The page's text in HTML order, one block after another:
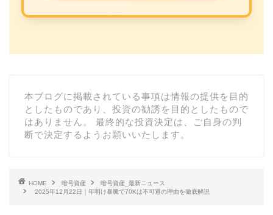
本ブログに掲載されている事項は情報の提供を目的
としたものであり、投資の勧誘を目的としたもので
はありません。 最終的な投資決定は、ご自身の判
断で決定するようお願いいたします。
HOME 暗号資産
暗号資産_最新ニュース
2025年12月22日｜年明け暴騰で70Kは不可避の理由を徹底解説